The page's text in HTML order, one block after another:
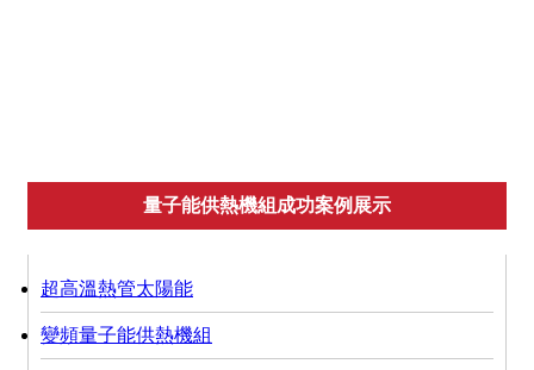
量子能供熱機組成功案例展示
超高溫熱管太陽能
變頻量子能供熱機組